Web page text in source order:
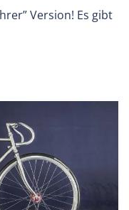
Version! Es gibt